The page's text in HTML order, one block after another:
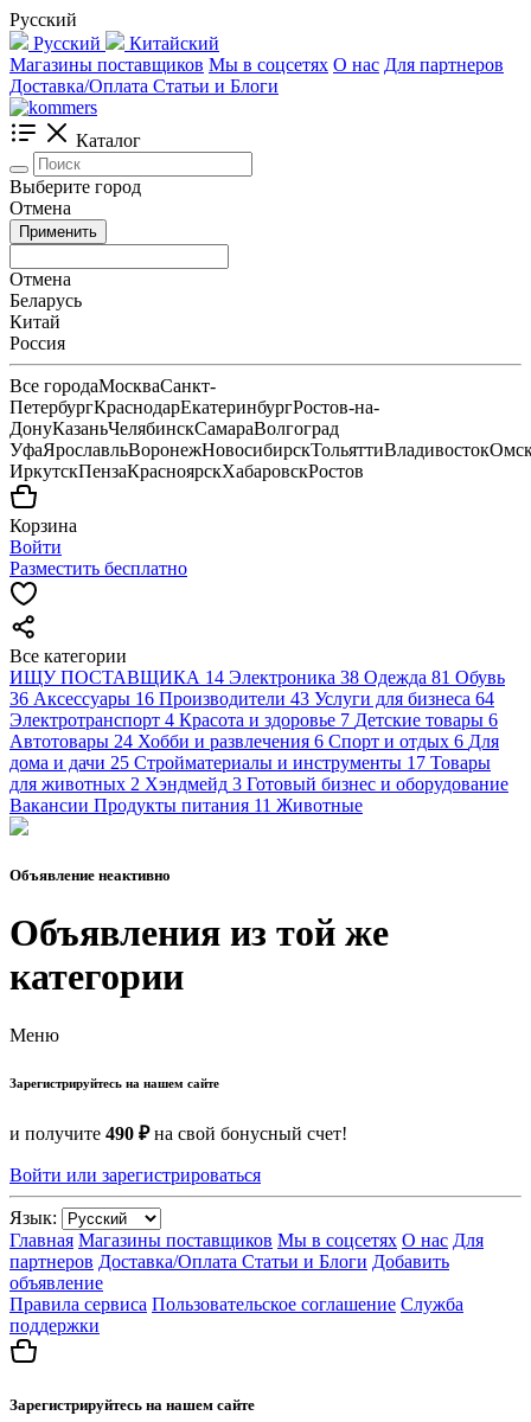
Русский
Русский
Китайский
Магазины поставщиков Мы в соцсетях О нас Для партнеров
Доставка/Оплата Статьи и Блоги
Каталог
Выберите город
Отмена
Применить
Отмена
Беларусь
Китай
Россия
Все городаМоскваСанкт-
ПетербургКраснодарЕкатеринбургРостов-на-
ДонуКазаньЧелябинскСамараВолгоград
УфаЯрославльВоронежНовосибирскТольяттиВладивосток
ИркутскПензаКрасноярскХабаровскРостов
Корзина
Войти
Разместить бесплатно
Все категории
ИЩУ ПОСТАВЩИКА 14 Электроника 38 Одежда 81 Обувь
36 Аксессуары 16 Производители 43 Услуги для бизнеса 64
Электротранспорт 4 Красота и здоровье 7 Детские товары 6
Автотовары 24 Хобби и развлечения 6 Спорт и отдых 6 Для
дома и дачи 25 Стройматериалы и инструменты 17 Товары
для животных 2 Хэндмейд 3 Готовый бизнес и оборудование
Вакансии Продукты питания 11 Животные
Объявление неактивно
Объявления из той же
категории
Меню
Зарегистрируйтесь на нашем сайте
и получите 490 ₽на свой бонусный счет!
Войти или зарегистрироваться
Язык:
Главная Магазины поставщиков Мы в соцсетях О нас Для
партнеров Доставка/Оплата Статьи и Блоги Добавить
объявление
Правила сервиса Пользовательское соглашение Служба
поддержки
Зарегистрируйтесь на нашем сайте